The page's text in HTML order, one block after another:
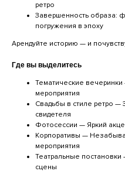
ретро
Завершенность образа:
погружения в эпоху
Арендуйте историю — и
Где вы выделитесь
Тематические
мероприятия
Свадьбы в стиле ретро
свидетеля
Фотосессии — Яркий
Корпоративы —
мероприятия
Театральные постановки
сцены